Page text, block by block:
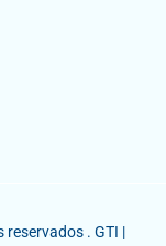
. GTI |